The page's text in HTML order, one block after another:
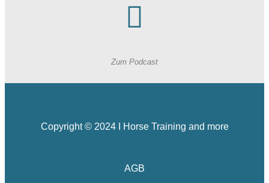
Zum Podcast
Copyright © 2024 I Horse Training and more
AGB